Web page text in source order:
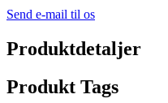
Send e-mail til os
Produktdetaljer
Produkt Tags